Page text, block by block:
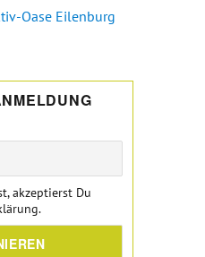
Oase Eilenburg
akzeptierst Du